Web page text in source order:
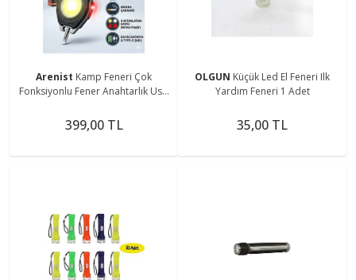
Arenist Kamp Feneri Çok
Fonksiyonlu Fener Anahtarlık Usb
Tornavida Açacak
399,00 TL
OLGUN Küçük Led El Feneri Ilk
Yardım Feneri 1 Adet
35,00 TL